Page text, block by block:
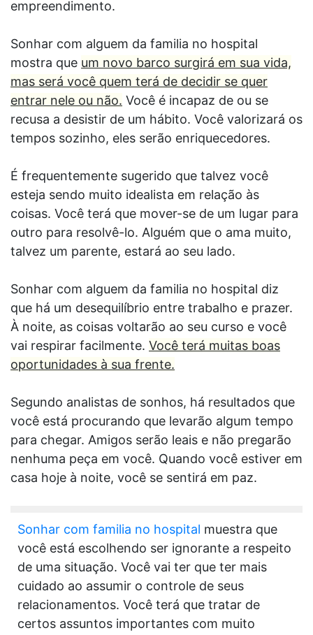
empreendimento.
Sonhar com alguem da familia no hospital
mostra que um novo barco surgirá em sua vida,
mas será você quem terá de decidir se quer
entrar nele ou não. Você é incapaz de ou se
recusa a desistir de um hábito. Você valorizará os
tempos sozinho, eles serão enriquecedores.
É frequentemente sugerido que talvez você
esteja sendo muito idealista em relação às
coisas. Você terá que mover-se de um lugar para
outro para resolvê-lo. Alguém que o ama muito,
talvez um parente, estará ao seu lado.
Sonhar com alguem da familia no hospital diz
que há um desequilíbrio entre trabalho e prazer.
À noite, as coisas voltarão ao seu curso e você
vai respirar facilmente. Você terá muitas boas
oportunidades à sua frente.
Segundo analistas de sonhos, há resultados que
você está procurando que levarão algum tempo
para chegar. Amigos serão leais e não pregarão
nenhuma peça em você. Quando você estiver em
casa hoje à noite, você se sentirá em paz.
Sonhar com familia no hospital muestra que
você está escolhendo ser ignorante a respeito
de uma situação. Você vai ter que ter mais
cuidado ao assumir o controle de seus
relacionamentos. Você terá que tratar de
certos assuntos importantes com muito